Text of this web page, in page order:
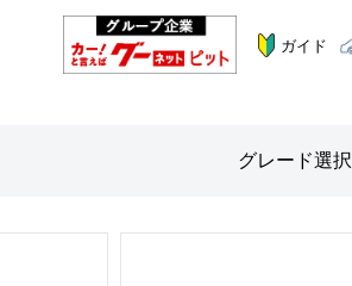
ガイド
グレード選択